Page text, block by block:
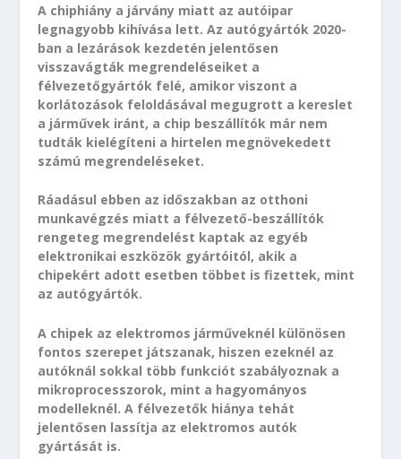
A chiphiány a járvány miatt az autóipar
legnagyobb kihívása lett. Az autógyártók 2020-
ban a lezárások kezdetén jelentősen
visszavágták megrendeléseiket a
félvezetőgyártók felé, amikor viszont a
korlátozások feloldásával megugrott a kereslet
a járművek iránt, a chip beszállítók már nem
tudták kielégíteni a hirtelen megnövekedett
számú megrendeléseket.
Ráadásul ebben az időszakban az otthoni
munkavégzés miatt a félvezető-beszállítók
rengeteg megrendelést kaptak az egyéb
elektronikai eszközök gyártóitól, akik a
chipekért adott esetben többet is fizettek, mint
az autógyártók.
A chipek az elektromos járműveknél különösen
fontos szerepet játszanak, hiszen ezeknél az
autóknál sokkal több funkciót szabályoznak a
mikroprocesszorok, mint a hagyományos
modelleknél. A félvezetők hiánya tehát
jelentősen lassítja az elektromos autók
gyártását is.